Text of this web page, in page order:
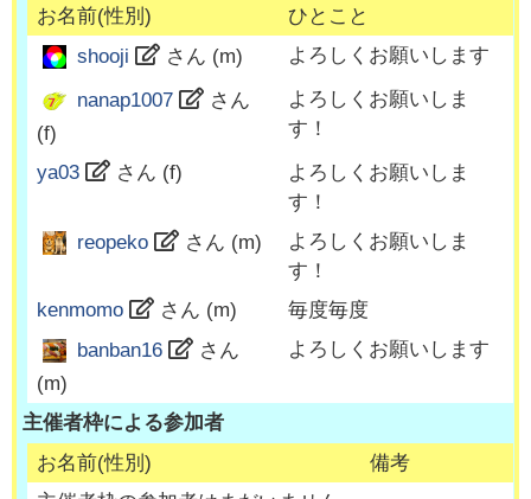
お名前(性別)
ひとこと
shooji
さん (m)
よろしくお願いします
nanap1007
さん
(f)
よろしくお願いしま
す！
ya03
さん (f)
よろしくお願いしま
す！
reopeko
さん (m)
よろしくお願いしま
す！
kenmomo
さん (m)
毎度毎度
banban16
さん
(m)
よろしくお願いします
主催者枠による参加者
お名前(性別)
備考